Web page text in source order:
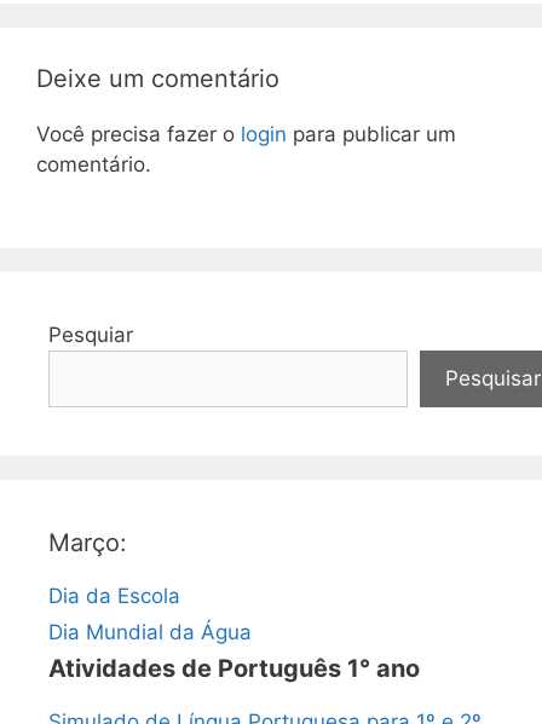
Deixe um comentário
Você precisa fazer o login para publicar um
comentário.
Pesquiar
Pesquisar
Março:
Dia da Escola
Dia Mundial da Água
Atividades de Português 1° ano